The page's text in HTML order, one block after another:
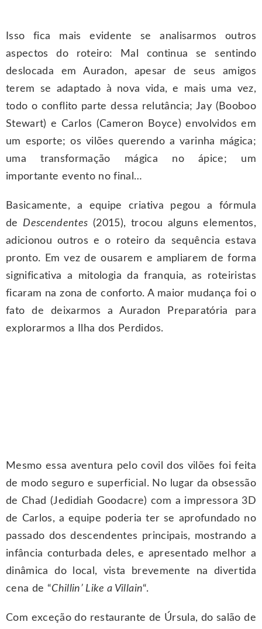
Isso fica mais evidente se analisarmos outros
aspectos do roteiro: Mal continua se sentindo
deslocada em Auradon, apesar de seus amigos
terem se adaptado à nova vida, e mais uma vez,
todo o conflito parte dessa relutância; Jay (Booboo
Stewart) e Carlos (Cameron Boyce) envolvidos em
um esporte; os vilões querendo a varinha mágica;
uma transformação mágica no ápice; um
importante evento no final…
Basicamente, a equipe criativa pegou a fórmula
de Descendentes (2015), trocou alguns elementos,
adicionou outros e o roteiro da sequência estava
pronto. Em vez de ousarem e ampliarem de forma
significativa a mitologia da franquia, as roteiristas
ficaram na zona de conforto. A maior mudança foi o
fato de deixarmos a Auradon Preparatória para
explorarmos a Ilha dos Perdidos.
Mesmo essa aventura pelo covil dos vilões foi feita
de modo seguro e superficial. No lugar da obsessão
de Chad (Jedidiah Goodacre) com a impressora 3D
de Carlos, a equipe poderia ter se aprofundado no
passado dos descendentes principais, mostrando a
infância conturbada deles, e apresentado melhor a
dinâmica do local, vista brevemente na divertida
cena de “Chillin’ Like a Villain“.
Com exceção do restaurante de Úrsula, do salão de